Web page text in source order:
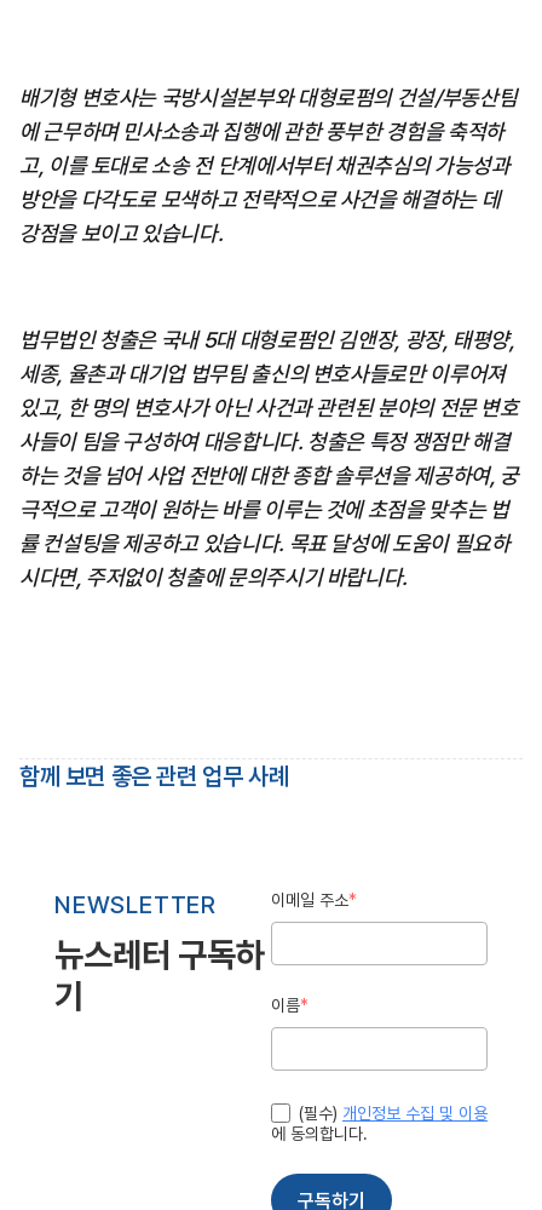
배기형 변호사는 국방시설본부와 대형로펌의 건설/부동산팀
에 근무하며 민사소송과 집행에 관한 풍부한 경험을 축적하
고, 이를 토대로 소송 전 단계에서부터 채권추심의 가능성과
방안을 다각도로 모색하고 전략적으로 사건을 해결하는 데
강점을 보이고 있습니다.
법무법인 청출은 국내 5대 대형로펌인 김앤장, 광장, 태평양,
세종, 율촌과 대기업 법무팀 출신의 변호사들로만 이루어져
있고, 한 명의 변호사가 아닌 사건과 관련된 분야의 전문 변호
사들이 팀을 구성하여 대응합니다. 청출은 특정 쟁점만 해결
하는 것을 넘어 사업 전반에 대한 종합 솔루션을 제공하여, 궁
극적으로 고객이 원하는 바를 이루는 것에 초점을 맞추는 법
률 컨설팅을 제공하고 있습니다. 목표 달성에 도움이 필요하
시다면, 주저없이 청출에 문의주시기 바랍니다.
함께 보면 좋은 관련 업무 사례